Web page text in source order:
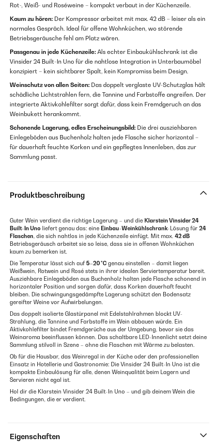
Rot-, Weiß- und Roséweine – kompakt verbaut in der Küchenzeile.
Kaum zu hören: Der Kompressor arbeitet mit max. 42 dB – leiser als ein
normales Gespräch. Ideal für offene Wohnküchen, wo störende
Betriebsgeräusche fehl am Platz wären.
Passgenau in jede Küchenzeile: Als echter Einbaukühlschrank ist die
Vinsider 24 Built-In Uno für die nahtlose Integration in Unterbaumöbel
konzipiert – kein sichtbarer Spalt, kein Kompromiss beim Design.
Weinschutz von allen Seiten: Das doppelt verglaste UV-Schutzglas hält
schädliche Lichtstrahlen fern, die Tannine und Farbstoffe angreifen. Der
integrierte Aktivkohlefilter sorgt dafür, dass kein Fremdgeruch an das
Weinbukett herankommt.
Schonende Lagerung, edles Erscheinungsbild: Die drei ausziehbaren
Einlegeböden aus Buchenholz halten jede Flasche sicher horizontal –
für dauerhaft feuchte Korken und ein gepflegtes Innenleben, das zur
Sammlung passt.
Produktbeschreibung
Guter Wein verdient die richtige Lagerung – und die Klarstein Vinsider 24
Built-In Uno liefert genau das: eine Einbau-Weinkühlschrank-Lösung für 24
Flaschen, die sich nahtlos in jede Küchenzeile einfügt. Mit max. 42 dB
Betriebsgeräusch arbeitet sie so leise, dass sie in offenen Wohnküchen
kaum zu bemerken ist.
Die Temperatur lässt sich auf 5–20 °C genau einstellen – damit liegen
Weißwein, Rotwein und Rosé stets in ihrer idealen Serviertemperatur bereit.
Ausziehbare Einlegeböden aus Buchenholz halten jede Flasche schonend in
horizontaler Position und sorgen dafür, dass Korken dauerhaft feucht
bleiben. Die schwingungsgedämpfte Lagerung schützt den Bodensatz
gereifter Weine vor Aufwirbelungen.
Das doppelt isolierte Glastürpanel mit Edelstahlrahmen blockt UV-
Strahlung, die Tannine und Farbstoffe im Wein abbauen würde. Ein
Aktivkohlefilter bindet Fremdgerüche aus der Umgebung, bevor sie das
Weinaroma beeinflussen können. Das schaltbare LED-Innenlicht setzt deine
Sammlung stilvoll in Szene – ohne die Flaschen mit Wärme zu belasten.
Ob für die Hausbar, das Weinregal in der Küche oder den professionellen
Einsatz in Hotellerie und Gastronomie: Die Vinsider 24 Built-In Uno ist die
kompakte Einbaulösung für alle, denen Weinqualität beim Lagern und
Servieren nicht egal ist.
Hol dir die Klarstein Vinsider 24 Built-In Uno – und gib deinem Wein die
Bedingungen, die er verdient.
Eigenschaften